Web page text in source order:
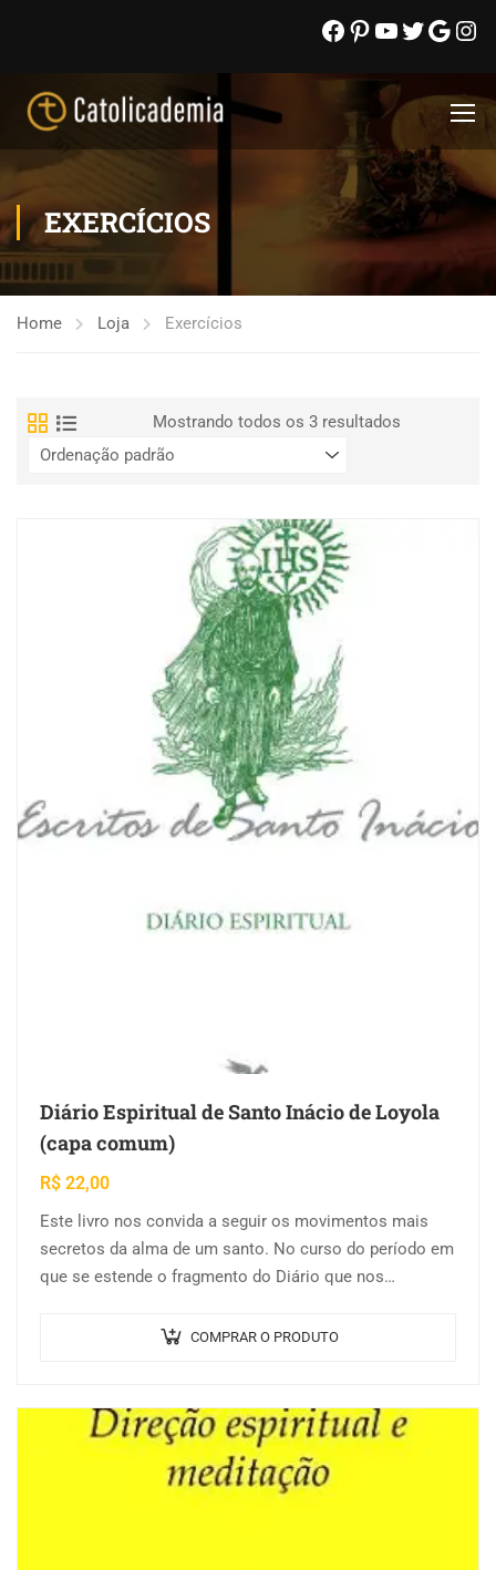
EXERCÍCIOS
Home Loja Exercícios
Mostrando todos os 3 resultados
Diário Espiritual de Santo Inácio de Loyola
(capa comum)
R$ 22,00
Este livro nos convida a seguir os movimentos mais
secretos da alma de um santo. No curso do período em
que se estende o fragmento do Diário que nos…
COMPRAR O PRODUTO